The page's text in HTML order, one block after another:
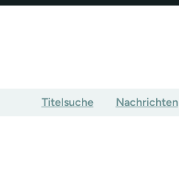
Titelsuche Nachrichten